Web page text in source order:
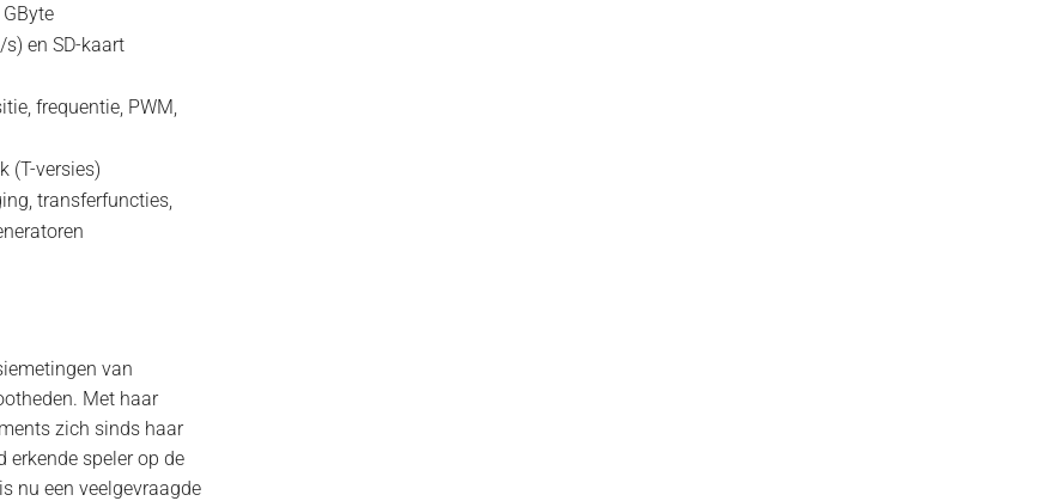
en SD-kaart
frequentie, PWM,
(T-versies)
transferfuncties,
van
Met haar
zich sinds haar
speler op de
nu een veelgevraagde